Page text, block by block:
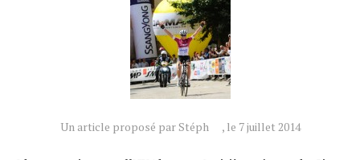
Un article proposé par Stéph , le 7 juillet 2014